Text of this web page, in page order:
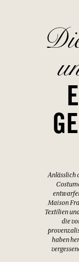
Anlässlich
Maison
Textilien
die
haben